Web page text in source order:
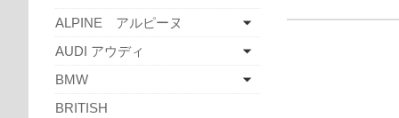
ALPINE アルピーヌ
AUDI アウディ
BMW
BRITISH